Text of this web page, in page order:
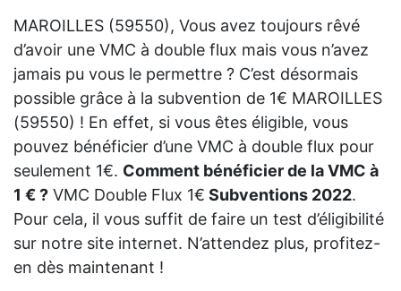
MAROILLES (59550), Vous avez toujours rêvé
d’avoir une VMC à double flux mais vous n’avez
jamais pu vous le permettre ? C’est désormais
possible grâce à la subvention de 1€ MAROILLES
(59550) ! En effet, si vous êtes éligible, vous
pouvez bénéficier d’une VMC à double flux pour
seulement 1€. Comment bénéficier de la VMC à
1 € ? VMC Double Flux 1€ Subventions 2022.
Pour cela, il vous suffit de faire un test d’éligibilité
sur notre site internet. N’attendez plus, profitez-
en dès maintenant !